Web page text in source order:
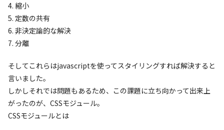
4. 縮小
5. 定数の共有
6. 非決定論的な解決
7. 分離
そしてこれらはjavascriptを使ってスタイリングすれば解決すると
言いました。
しかしそれでは問題もあるため、この課題に立ち向かって出来上
がったのが、 CSSモジュール。
CSSモジュールとは